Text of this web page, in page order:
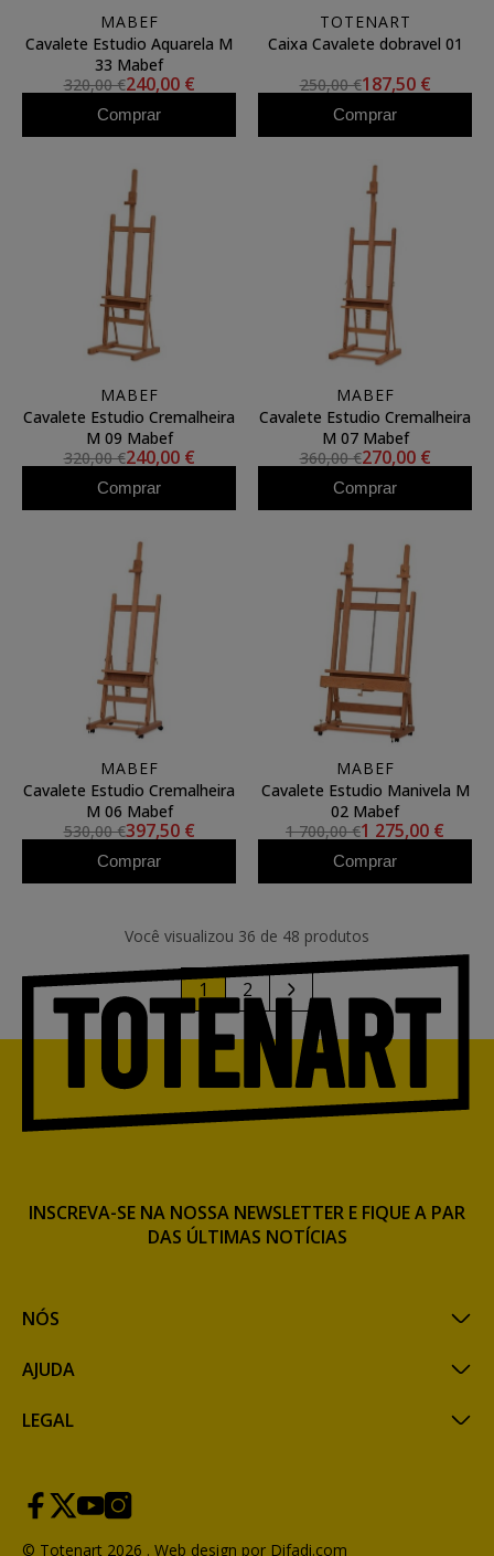
MABEF
Cavalete Estudio Aquarela M
33 Mabef
320,00 €240,00 €
Comprar
TOTENART
Caixa Cavalete dobravel 01
250,00 €187,50 €
Comprar
MABEF
Cavalete Estudio Cremalheira
M 09 Mabef
320,00 €240,00 €
Comprar
MABEF
Cavalete Estudio Cremalheira
M 07 Mabef
360,00 €270,00 €
Comprar
MABEF
Cavalete Estudio Cremalheira
M 06 Mabef
530,00 €397,50 €
Comprar
MABEF
Cavalete Estudio Manivela M
02 Mabef
1 700,00 €1 275,00 €
Comprar
Você visualizou 36 de 48 produtos
1 2
NÓS
AJUDA
LEGAL
INSCREVA-SE NA NOSSA NEWSLETTER E FIQUE A PAR
DAS ÚLTIMAS NOTÍCIAS
© Totenart 2026 . Web design por Difadi.com